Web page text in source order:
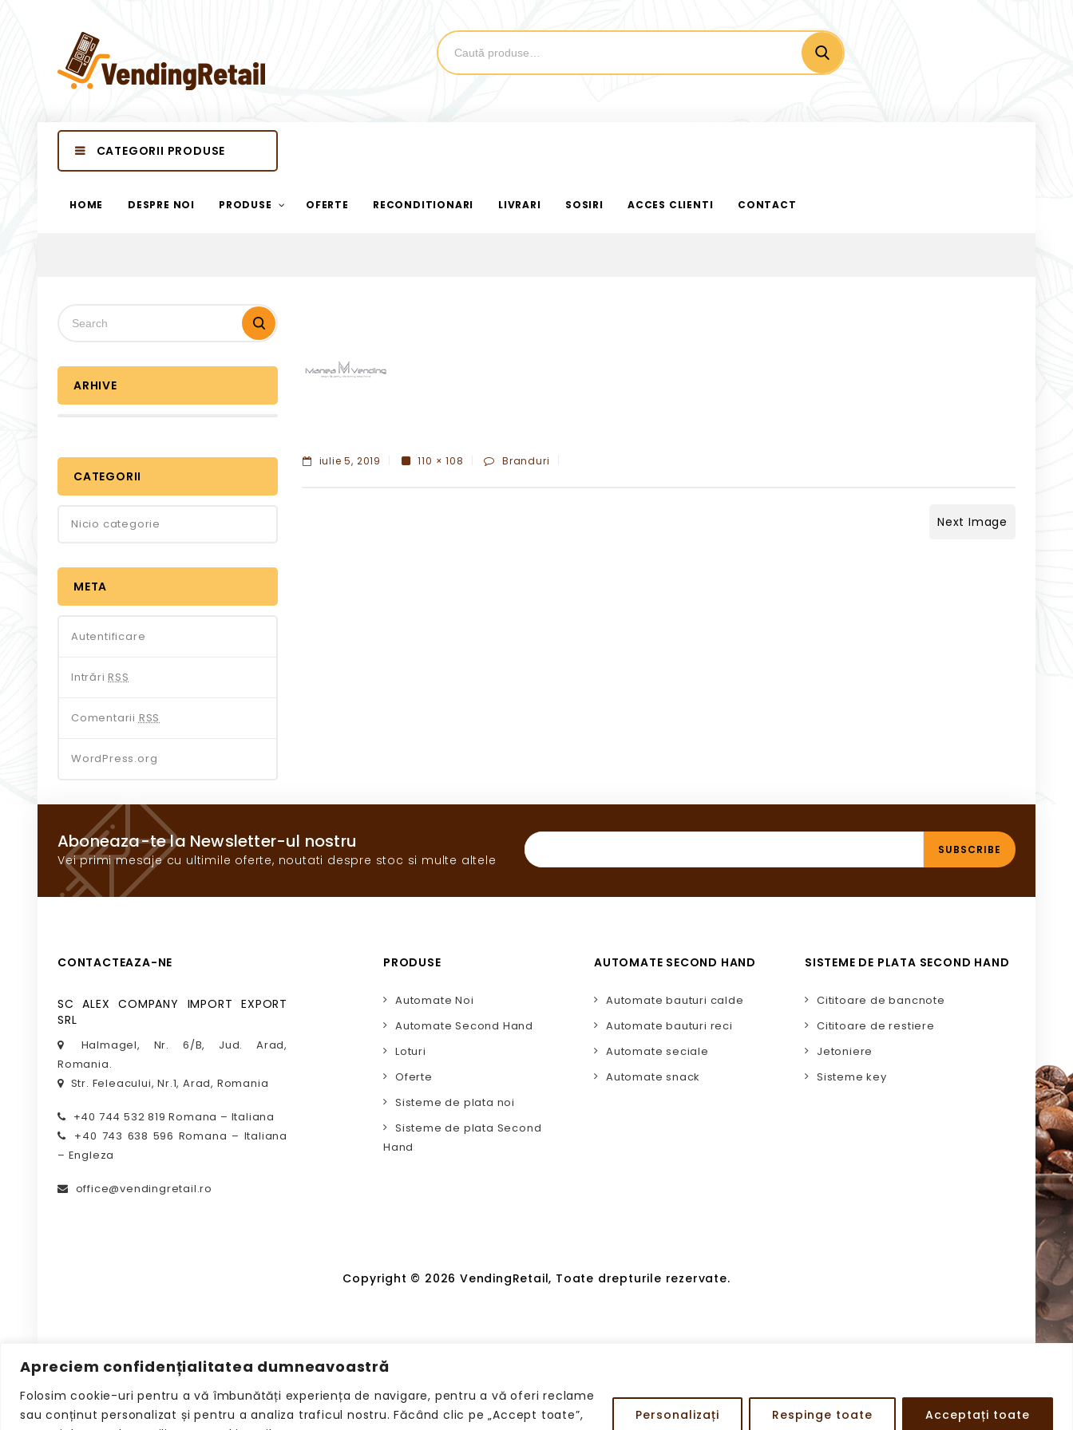
Apreciem confidențialitatea dumneavoastră
Folosim cookie-uri pentru a vă îmbunătăți experiența de navigare, pentru a vă oferi reclame
sau conținut personalizat și pentru a analiza traficul nostru. Făcând clic pe „Accept toate”,
Personalizați Respinge toate Acceptați toate
CATEGORII PRODUSE
HOME DESPRE NOI PRODUSE OFERTE RECONDITIONARI LIVRARI SOSIRI ACCES CLIENTI CONTACT
iulie 5, 2019 110 × 108 Branduri
Next Image
ARHIVE
CATEGORII
Nicio categorie
META
Autentificare
Intrări RSS
Comentarii RSS
WordPress.org
Aboneaza-te la Newsletter-ul nostru
Vei primi mesaje cu ultimile oferte, noutati despre stoc si multe altele
CONTACTEAZA-NE
SC ALEX COMPANY IMPORT EXPORT
SRL
Halmagel, Nr. 6/B, Jud. Arad,
Romania.
Str. Feleacului, Nr.1, Arad, Romania
+40 744 532 819 Romana – Italiana
+40 743 638 596 Romana – Italiana
– Engleza
office@vendingretail.ro
PRODUSE
Automate Noi
Automate Second Hand
Loturi
Oferte
Sisteme de plata noi
Sisteme de plata Second
Hand
AUTOMATE SECOND HAND
Automate bauturi calde
Automate bauturi reci
Automate seciale
Automate snack
SISTEME DE PLATA SECOND HAND
Cititoare de bancnote
Cititoare de restiere
Jetoniere
Sisteme key
Copyright © 2026 VendingRetail, Toate drepturile rezervate.